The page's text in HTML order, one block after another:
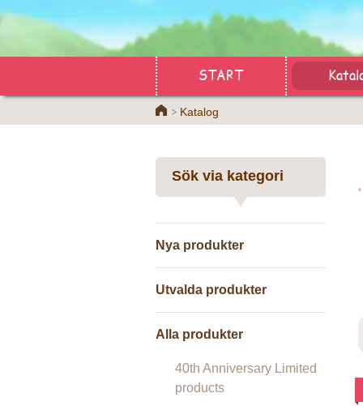
START
HomeKatalog
Sök via kategori
Nya produkter
Utvalda produkter
Alla produkter
40th Anniversary Limited
products